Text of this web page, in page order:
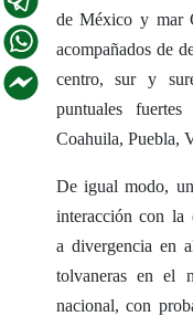
de México y mar
acompañados de
centro, sur y
puntuales
Coahuila, Puebla,
De igual modo,
interacción con la
a divergencia en
tolvaneras en el
nacional, con